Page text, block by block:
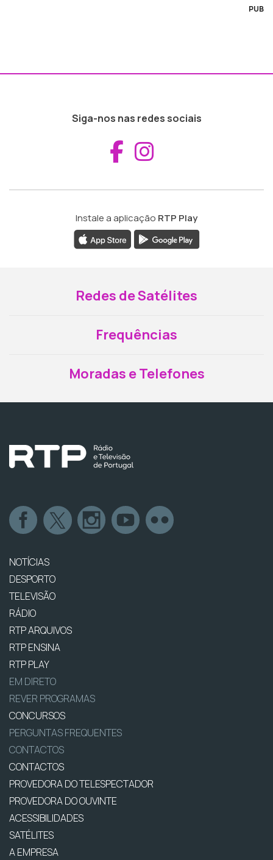
PUB
Siga-nos nas redes sociais
Aceder ao
Instale a aplicação RTP Play
Redes de Satélites
Frequências
Moradas e Telefones
NOTÍCIAS
DESPORTO
TELEVISÃO
RÁDIO
RTP ARQUIVOS
RTP ENSINA
RTP PLAY
EM DIRETO
REVER PROGRAMAS
CONCURSOS
PERGUNTAS FREQUENTES
CONTACTOS
CONTACTOS
PROVEDORA DO TELESPECTADOR
PROVEDORA DO OUVINTE
ACESSIBILIDADES
SATÉLITES
A EMPRESA